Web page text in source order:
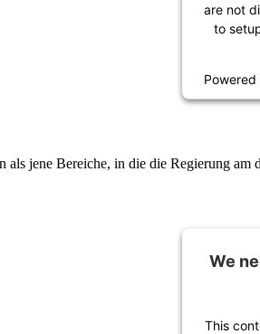
are not
to
als jene Bereiche, in die die Regierung
We
This